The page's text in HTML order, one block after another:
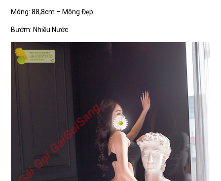
Mông: 88,8cm – Mông Đẹp
Bướm: Nhiều Nước